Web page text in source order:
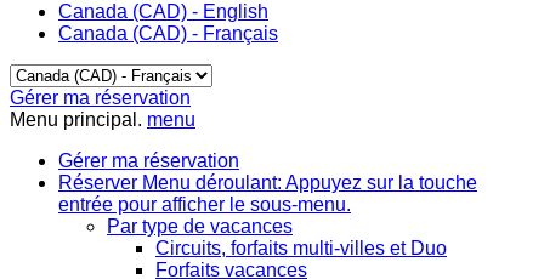
Canada (CAD) - English
Canada (CAD) - Français
Gérer ma réservation
Menu principal. menu
Gérer ma réservation
Réserver Menu déroulant: Appuyez sur la touche
entrée pour afficher le sous-menu.
Par type de vacances
Circuits, forfaits multi-villes et Duo
Forfaits vacances